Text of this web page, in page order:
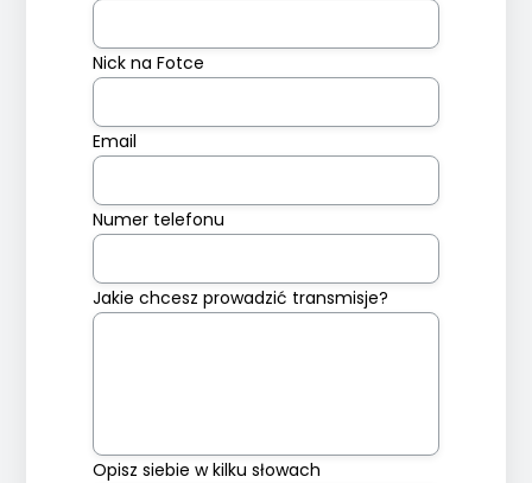
Nick na Fotce
Email
Numer telefonu
Jakie chcesz prowadzić transmisje?
Opisz siebie w kilku słowach